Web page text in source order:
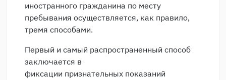
иностранного гражданина по месту
пребывания осуществляется, как правило,
тремя способами.
Первый и самый распространенный способ
заключается в
фиксации признательных показаний